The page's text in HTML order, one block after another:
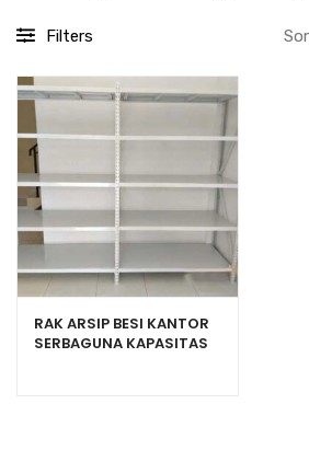
Filters
RAK ARSIP BESI KANTOR
SERBAGUNA KAPASITAS